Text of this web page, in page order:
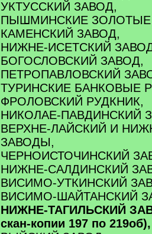
УКТУССКИЙ ЗАВОД,
ПЫШМИНСКИЕ
КАМЕНСКИЙ ЗАВОД,
НИЖНЕ-ИСЕТСКИЙ
БОГОСЛОВСКИЙ ЗАВОД,
ПЕТРОПАВЛОВСКИЙ
ТУРИНСКИЕ БАНКОВЫЕ
ФРОЛОВСКИЙ РУДКНИК,
НИКОЛАЕ-ПАВДИНСКИЙ
ВЕРХНЕ-ЛАЙСКИЙ И
ЗАВОДЫ,
ЧЕРНОИСТОЧИНСКИЙ
НИЖНЕ-САЛДИНСКИЙ
ВИСИМО-УТКИНСКИЙ
ВИСИМО-ШАЙТАНСКИЙ
НИЖНЕ-ТАГИЛЬСКИЙ
скан-копии 197 по 219об),